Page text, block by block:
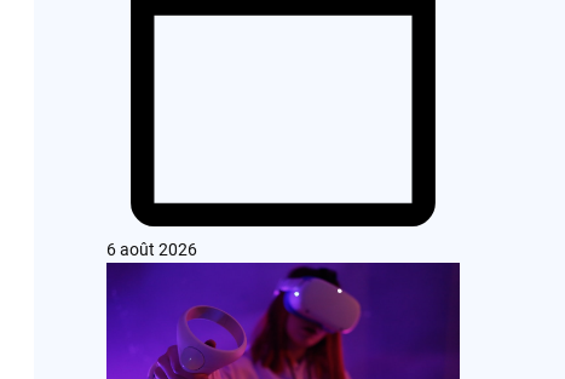
6 août 2026